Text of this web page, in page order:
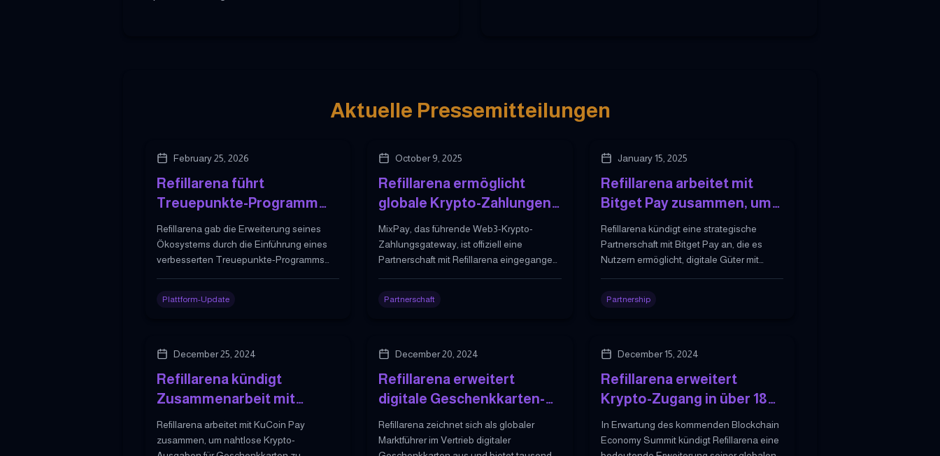
Aktuelle Pressemitteilungen
February 25, 2026
Refillarena führt
Treuepunkte-Programm
für seine Geschenkkarten-
und eSIM-Plattform ein
Refillarena gab die Erweiterung seines
Ökosystems durch die Einführung eines
verbesserten Treuepunkte-Programms
bekannt.
Plattform-Update
October 9, 2025
Refillarena ermöglicht
globale Krypto-Zahlungen
für digitale Güter durch
MixPay-Integration
MixPay, das führende Web3-Krypto-
Zahlungsgateway, ist offiziell eine
Partnerschaft mit Refillarena eingegangen,
Partnerschaft
January 15, 2025
Refillarena arbeitet mit
Bitget Pay zusammen, um
nahtlose Krypto-Zahlungen
für Geschenkkarten, eSIMs
und digitale Dienste zu
ermöglichen
Refillarena kündigt eine strategische
Partnerschaft mit Bitget Pay an, die es
Nutzern ermöglicht, digitale Güter mit
erwerben.
Partnership
December 25, 2024
Refillarena kündigt
Zusammenarbeit mit
KuCoin Pay zur
Erweiterung des Nutzens
Refillarena arbeitet mit KuCoin Pay
zusammen, um nahtlose Krypto-
December 20, 2024
Refillarena erweitert
digitale Geschenkkarten-
Plattform mit tausenden
globalen Marken und
Refillarena zeichnet sich als globaler
Marktführer im Vertrieb digitaler
December 15, 2024
Refillarena erweitert
Krypto-Zugang in über 180
Ländern mit Mobilfunk- &
Geschenkkarten-Diensten
In Erwartung des kommenden Blockchain
Economy Summit kündigt Refillarena eine